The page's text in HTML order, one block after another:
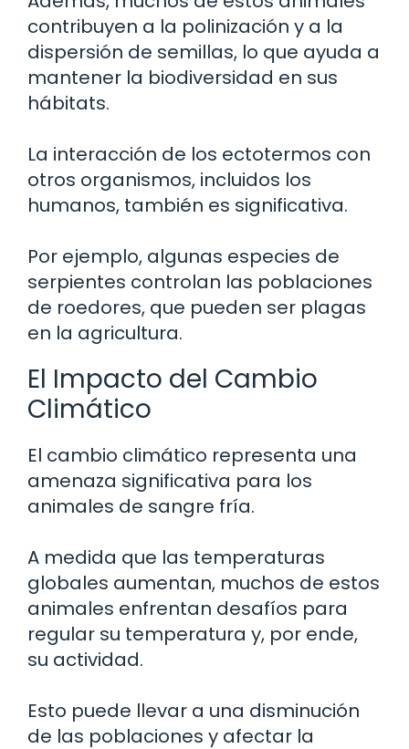
contribuyen a la polinización y a la
dispersión de semillas, lo que ayuda a
mantener la biodiversidad en sus
hábitats.
La interacción de los ectotermos con
otros organismos, incluidos los
humanos, también es significativa.
Por ejemplo, algunas especies de
serpientes controlan las poblaciones
de roedores, que pueden ser plagas
en la agricultura.
El Impacto del Cambio
Climático
El cambio climático representa una
amenaza significativa para los
animales de sangre fría.
A medida que las temperaturas
globales aumentan, muchos de estos
animales enfrentan desafíos para
regular su temperatura y, por ende,
su actividad.
Esto puede llevar a una disminución
de las poblaciones y afectar la